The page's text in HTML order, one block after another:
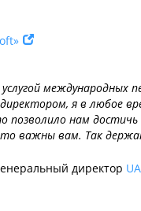
директором, я в
нам
важны вам. Так
директор